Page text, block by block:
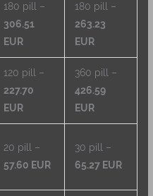
180 pill –
306.51
EUR
180 pill –
263.23
EUR
120 pill –
227.70
EUR
360 pill –
426.59
EUR
20 pill –
57.60 EUR
30 pill –
65.27 EUR